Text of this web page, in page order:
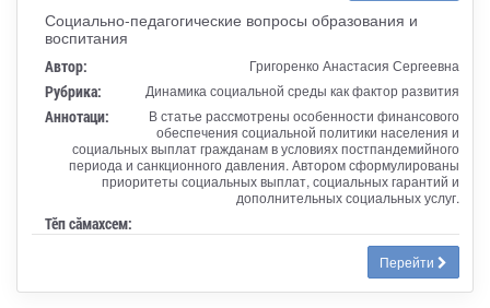
Социально-педагогические вопросы образования и
воспитания
Автор: Григоренко Анастасия Сергеевна
Рубрика: Динамика социальной среды как фактор развития
Аннотаци:
В статье рассмотрены особенности финансового
обеспечения социальной политики населения и
социальных выплат гражданам в условиях постпандемийного
периода и санкционного давления. Автором сформулированы
приоритеты социальных выплат, социальных гарантий и
дополнительных социальных услуг.
Тӗп сӑмахсем:
Перейти